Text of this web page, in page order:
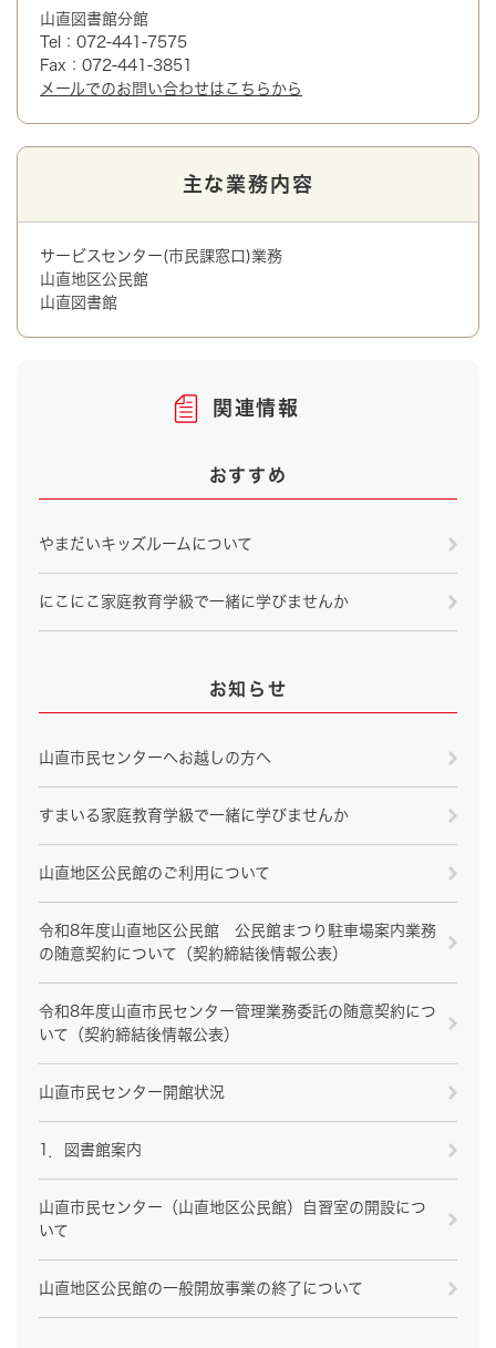
山直図書館分館
Tel：072-441-7575
Fax：072-441-3851
メールでのお問い合わせはこちらから
主な業務内容
サービスセンター(市民課窓口)業務
山直地区公民館
山直図書館
関連情報
おすすめ
やまだいキッズルームについて
にこにこ家庭教育学級で一緒に学びませんか
お知らせ
山直市民センターへお越しの方へ
すまいる家庭教育学級で一緒に学びませんか
山直地区公民館のご利用について
令和8年度山直地区公民館 公民館まつり駐車場案内業務
の随意契約について（契約締結後情報公表）
令和8年度山直市民センター管理業務委託の随意契約につ
いて（契約締結後情報公表）
山直市民センター開館状況
1．図書館案内
山直市民センター（山直地区公民館）自習室の開設につ
いて
山直地区公民館の一般開放事業の終了について